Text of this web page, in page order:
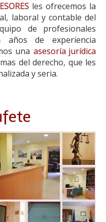
les ofrecemos la
laboral y contable del
de profesionales
años de experiencia
una asesoría jurídica
del derecho, que les
y seria.